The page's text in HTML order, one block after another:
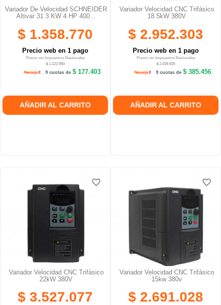
Variador De Velocidad SCHNEIDER
Altivar 31 3 KW 4 HP 400...
$ 1.358.770
Precio web en 1 pago
Precio sin Impuestos Nacionales
$ 1.122.950
9 cuotas de $ 177.403
AÑADIR AL CARRITO
Variador Velocidad CNC Trifásico
18.5kW 380V
$ 2.952.303
Precio web en 1 pago
Precio sin Impuestos Nacionales
$ 2.439.920
9 cuotas de $ 385.456
AÑADIR AL CARRITO
Variador Velocidad CNC Trifásico
22kW 380V
$ 3.527.077
favorite_border
favorite_border
Variador Velocidad CNC Trifásico
15kw 380v
$ 2.691.028
favorite_border
favorite_border